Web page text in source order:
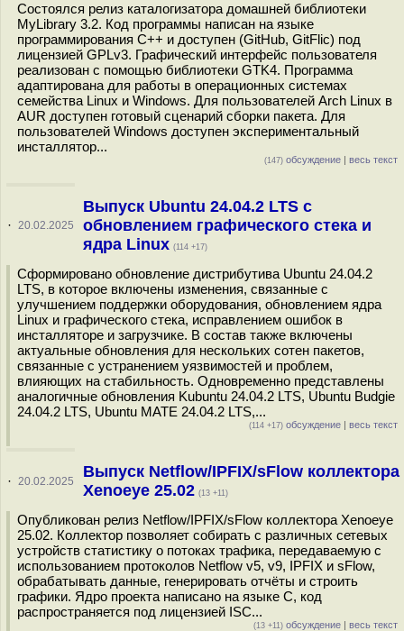
Состоялся релиз каталогизатора домашней библиотеки
MyLibrary 3.2. Код программы написан на языке
программирования С++ и доступен (GitHub, GitFlic) под
лицензией GPLv3. Графический интерфейс пользователя
реализован с помощью библиотеки GTK4. Программа
адаптирована для работы в операционных системах
семейства Linux и Windows. Для пользователей Arch Linux в
AUR доступен готовый сценарий сборки пакета. Для
пользователей Windows доступен экспериментальный
инсталлятор...
(147) обсуждение | весь текст
· 20.02.2025
Выпуск Ubuntu 24.04.2 LTS c
обновлением графического стека и
ядра Linux (114 +17)
Сформировано обновление дистрибутива Ubuntu 24.04.2
LTS, в которое включены изменения, связанные с
улучшением поддержки оборудования, обновлением ядра
Linux и графического стека, исправлением ошибок в
инсталляторе и загрузчике. В состав также включены
актуальные обновления для нескольких сотен пакетов,
связанные с устранением уязвимостей и проблем,
влияющих на стабильность. Одновременно представлены
аналогичные обновления Kubuntu 24.04.2 LTS, Ubuntu Budgie
24.04.2 LTS, Ubuntu MATE 24.04.2 LTS,...
(114 +17) обсуждение | весь текст
· 20.02.2025
Выпуск Netflow/IPFIX/sFlow коллектора
Xenoeye 25.02 (13 +11)
Опубликован релиз Netflow/IPFIX/sFlow коллектора Xenoeye
25.02. Коллектор позволяет собирать с различных сетевых
устройств статистику о потоках трафика, передаваемую с
использованием протоколов Netflow v5, v9, IPFIX и sFlow,
обрабатывать данные, генерировать отчёты и строить
графики. Ядро проекта написано на языке С, код
распространяется под лицензией ISC...
(13 +11) обсуждение | весь текст